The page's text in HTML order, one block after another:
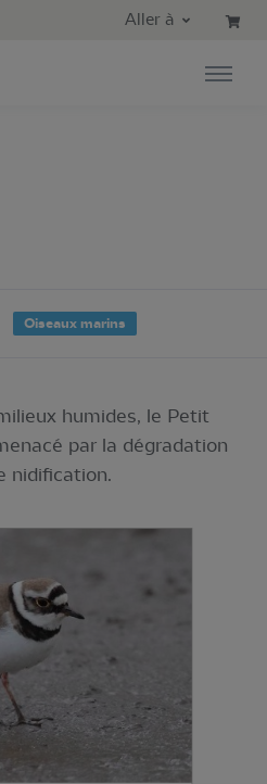
Aller au menu principal
Aller à
Oiseaux marins
humides, le Petit
par la dégradation
nidification.